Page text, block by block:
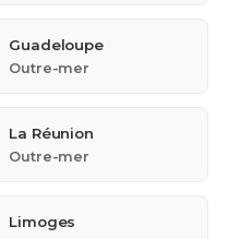
Guadeloupe
Outre-mer
La Réunion
Outre-mer
Limoges